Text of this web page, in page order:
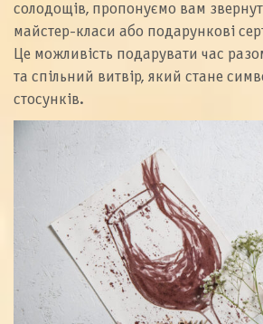
солодощів, пропонуємо вам
майстер-класи або подарункові
Це можливість подарувати час
та спільний витвір, який стане
стосунків.